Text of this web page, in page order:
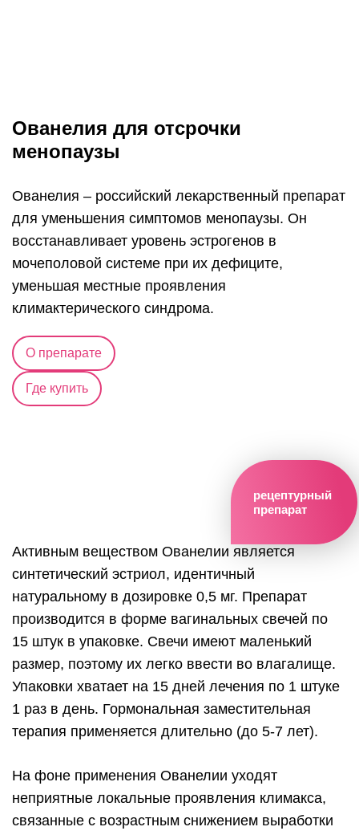
Ованелия для отсрочки
менопаузы
Ованелия – российский лекарственный препарат
для уменьшения симптомов менопаузы. Он
восстанавливает уровень эстрогенов в
мочеполовой системе при их дефиците,
уменьшая местные проявления
климактерического синдрома.
О препарате
Где купить
рецептурный
препарат
Активным веществом Ованелии является
синтетический эстриол, идентичный
натуральному в дозировке 0,5 мг. Препарат
производится в форме вагинальных свечей по
15 штук в упаковке. Свечи имеют маленький
размер, поэтому их легко ввести во влагалище.
Упаковки хватает на 15 дней лечения по 1 штуке
1 раз в день. Гормональная заместительная
терапия применяется длительно (до 5-7 лет).
На фоне применения Ованелии уходят
неприятные локальные проявления климакса,
связанные с возрастным снижением выработки